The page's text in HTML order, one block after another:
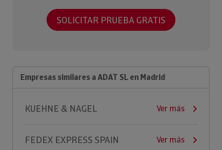
SOLICITAR PRUEBA GRATIS
Empresas similares a ADAT SL en Madrid
KUEHNE & NAGEL Ver más
FEDEX EXPRESS SPAIN Ver más